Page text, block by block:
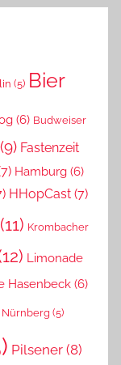
(5) Bier
(6) Budweiser
(9) Fastenzeit
Hamburg (6)
HHopCast (7)
(11) Krombacher
Limonade
Hasenbeck (6)
Nürnberg (5)
Pilsener (8)